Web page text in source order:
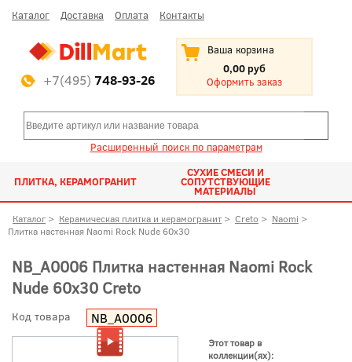
Каталог Доставка Оплата Контакты
+7(495) 748-93-26
Ваша корзина
0,00 руб
Оформить заказ
Расширенный поиск по параметрам
ПЛИТКА, КЕРАМОГРАНИТ
СУХИЕ СМЕСИ И
СОПУТСТВУЮЩИЕ
МАТЕРИАЛЫ
Каталог > Керамическая плитка и керамогранит > Creto > Naomi >
Плитка настенная Naomi Rock Nude 60x30
NB_A0006 Плитка настенная Naomi Rock
Nude 60x30 Creto
Код товара NB_A0006
Этот товар в
коллекции(ях):